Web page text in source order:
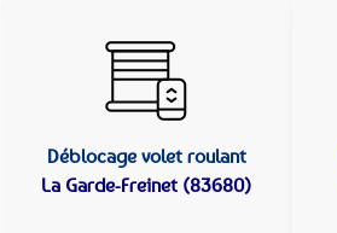
Déblocage volet roulant
La Garde-Freinet (83680)